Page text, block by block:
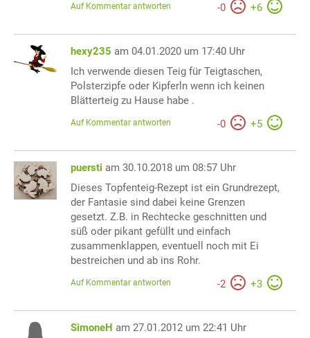
-0 +6
Auf Kommentar antworten
hexy235 am 04.01.2020 um 17:40 Uhr
Ich verwende diesen Teig für Teigtaschen,
Polsterzipfe oder Kipferln wenn ich keinen
Blätterteig zu Hause habe .
-0 +5
Auf Kommentar antworten
puersti am 30.10.2018 um 08:57 Uhr
Dieses Topfenteig-Rezept ist ein Grundrezept,
der Fantasie sind dabei keine Grenzen
gesetzt. Z.B. in Rechtecke geschnitten und
süß oder pikant gefüllt und einfach
zusammenklappen, eventuell noch mit Ei
bestreichen und ab ins Rohr.
-2 +3
Auf Kommentar antworten
SimoneH am 27.01.2012 um 22:41 Uhr